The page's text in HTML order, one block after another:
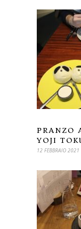
PRANZO
YOJI
12 FEBBRAIO 2021